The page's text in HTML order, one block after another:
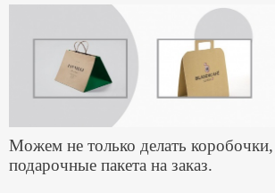
Можем не только делать
подарочные пакета на заказ.